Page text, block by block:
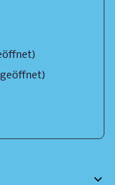
geöffnet)